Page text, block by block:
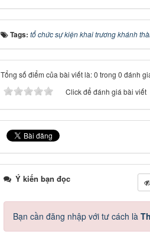
Tags: tổ chức sự kiện khai trương khánh
Tổng số điểm của bài viết là: 0 trong 0 đánh
Click để đánh giá bài viết
Ý kiến bạn đọc
Bạn cần đăng nhập với tư cách là